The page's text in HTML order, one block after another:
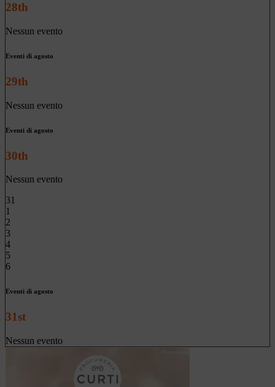
28th
Nessun evento
Eventi di agosto
29th
Nessun evento
Eventi di agosto
30th
Nessun evento
31
1
2
3
4
5
6
Eventi di agosto
31st
Nessun evento